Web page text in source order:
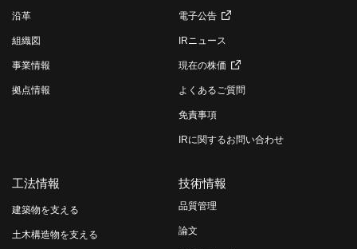
沿革
組織図
事業情報
拠点情報
電子公告
IRニュース
現在の株価
よくあるご質問
免責事項
IRに関するお問い合わせ
工法情報
建築物を支える
土木構造物を支える
技術情報
品質管理
論文